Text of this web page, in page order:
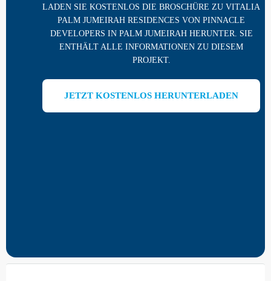
LADEN SIE KOSTENLOS DIE BROSCHÜRE ZU VITALIA
PALM JUMEIRAH RESIDENCES VON PINNACLE
DEVELOPERS IN PALM JUMEIRAH HERUNTER. SIE
ENTHÄLT ALLE INFORMATIONEN ZU DIESEM
PROJEKT.
JETZT KOSTENLOS HERUNTERLADEN